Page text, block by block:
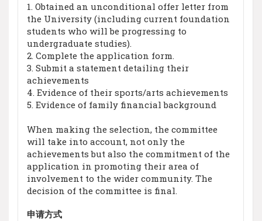
1. Obtained an unconditional offer letter from
the University (including current foundation
students who will be progressing to
undergraduate studies).
2. Complete the application form.
3. Submit a statement detailing their
achievements
4. Evidence of their sports/arts achievements
5. Evidence of family financial background
When making the selection, the committee
will take into account, not only the
achievements but also the commitment of the
application in promoting their area of
involvement to the wider community. The
decision of the committee is final.
申请方式